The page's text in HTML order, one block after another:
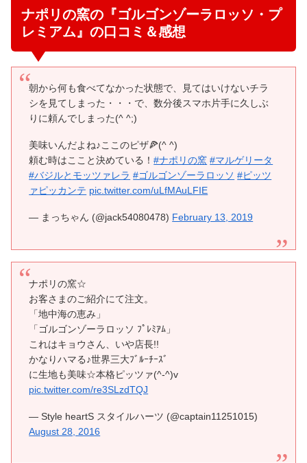
ナポリの窯の『ゴルゴンゾーラロッソ・プ
レミアム』の口コミ＆感想
朝から何も食べてなかった状態で、見てはいけないチラ
シを見てしまった・・・で、数分後スマホ片手に久しぶ
りに頼んでしまった(^ ^;)
美味いんだよね♪ここのピザ🍕(^ ^)
頼む時はここと決めている！#ナポリの窯 #マルゲリータ
#バジルとモッツァレラ #ゴルゴンゾーラロッソ #ピッツ
ァピッカンテ pic.twitter.com/uLfMAuLFIE
— まっちゃん (@jack54080478) February 13, 2019
ナポリの窯☆
お客さまのご紹介にて注文。
「地中海の恵み」
「ゴルゴンゾーラロッソ ﾌﾟﾚﾐｱﾑ」
これはキョウさん、いや店長!!
かなりハマる♪世界三大ﾌﾞﾙｰﾁｰｽﾞ
に生地も美味☆本格ピッツァ(^-^)v
pic.twitter.com/re3SLzdTQJ
— Style heartS スタイルハーツ (@captain11251015)
August 28, 2016